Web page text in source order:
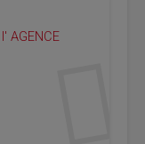
l' AGENCE